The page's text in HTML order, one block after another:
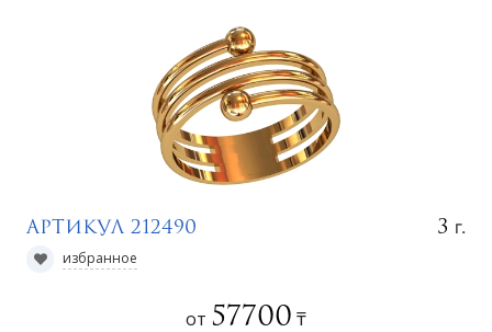
Артикул 212490 3 г.
избранное
от 57700 ₸